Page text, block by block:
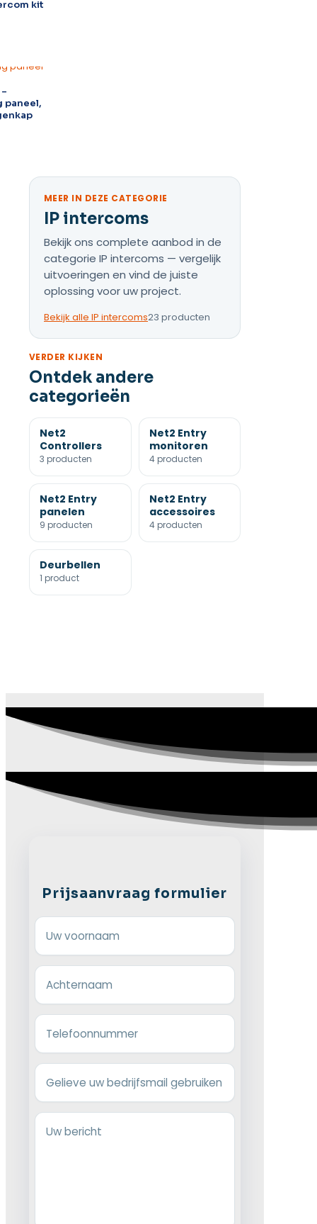
kit
paneel,
MEER IN DEZE CATEGORIE
IP intercoms
Bekijk ons complete aanbod in de
categorie IP intercoms — vergelijk
uitvoeringen en vind de juiste
oplossing voor uw project.
Bekijk alle IP intercoms23 producten
VERDER KIJKEN
Ontdek andere
categorieën
Net2
Controllers
3 producten
Net2 Entry
monitoren
4 producten
Net2 Entry
panelen
9 producten
Net2 Entry
accessoires
4 producten
Deurbellen
1 product
Prijsaanvraag formulier
Uw voornaam
Achternaam
Telefoonnummer
Gelieve uw bedrijfsmail gebruiken
Uw bericht